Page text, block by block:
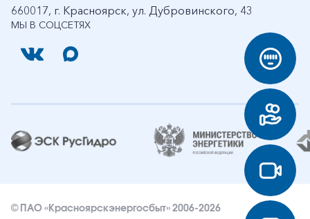
МЫ В СОЦСЕТЯХ
660017, г. Красноярск, ул. Дубровинского, 43
© ПАО «Красноярскэнергосбыт» 2006-2026